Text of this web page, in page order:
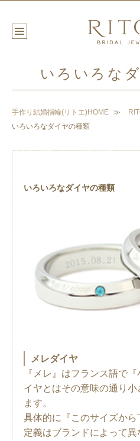
いろいろな
手作り結婚指輪(リトエ)HOME
いろいろなダイヤの種類
いろいろなダイヤの種類
メレダイヤ
『メレ』はフランス語で
イヤとはその意味の通り
ます。
具体的に『このサイズから
定義はブランドによって